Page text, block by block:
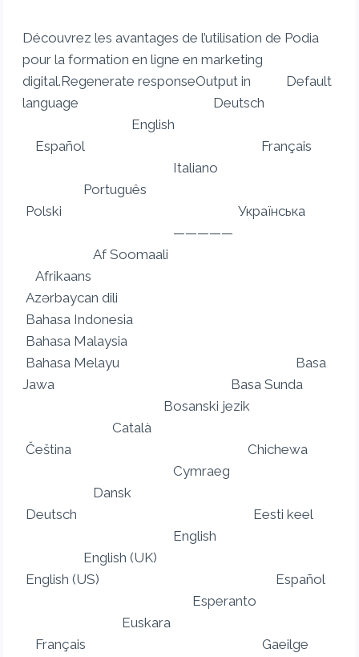
Découvrez les avantages de l’utilisation de Podia
pour la formation en ligne en marketing
digital.Regenerate responseOutput in Default
language Deutsch
English
Español Français
Italiano
Português
Polski Українська
—————
Af Soomaali
Afrikaans
Azərbaycan dili
Bahasa Indonesia
Bahasa Malaysia
Bahasa Melayu Basa
Jawa Basa Sunda
Bosanski jezik
Català
Čeština Chichewa
Cymraeg
Dansk
Deutsch Eesti keel
English
English (UK)
English (US) Español
Esperanto
Euskara
Français Gaeilge